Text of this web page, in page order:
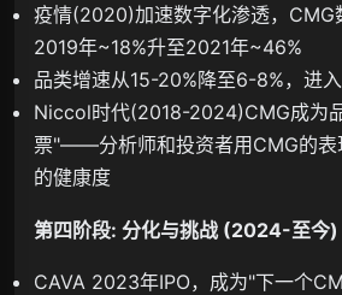
疫情(2020)加速数字化渗透，CMG
2019年~18%升至2021年~46%
品类增速从15-20%降至6-8%，进
Niccol时代(2018-2024)CMG成为
票"——分析师和投资者用CMG的表
的健康度
第四阶段: 分化与挑战 (2024-至今)
CAVA 2023年IPO，成为"下一个